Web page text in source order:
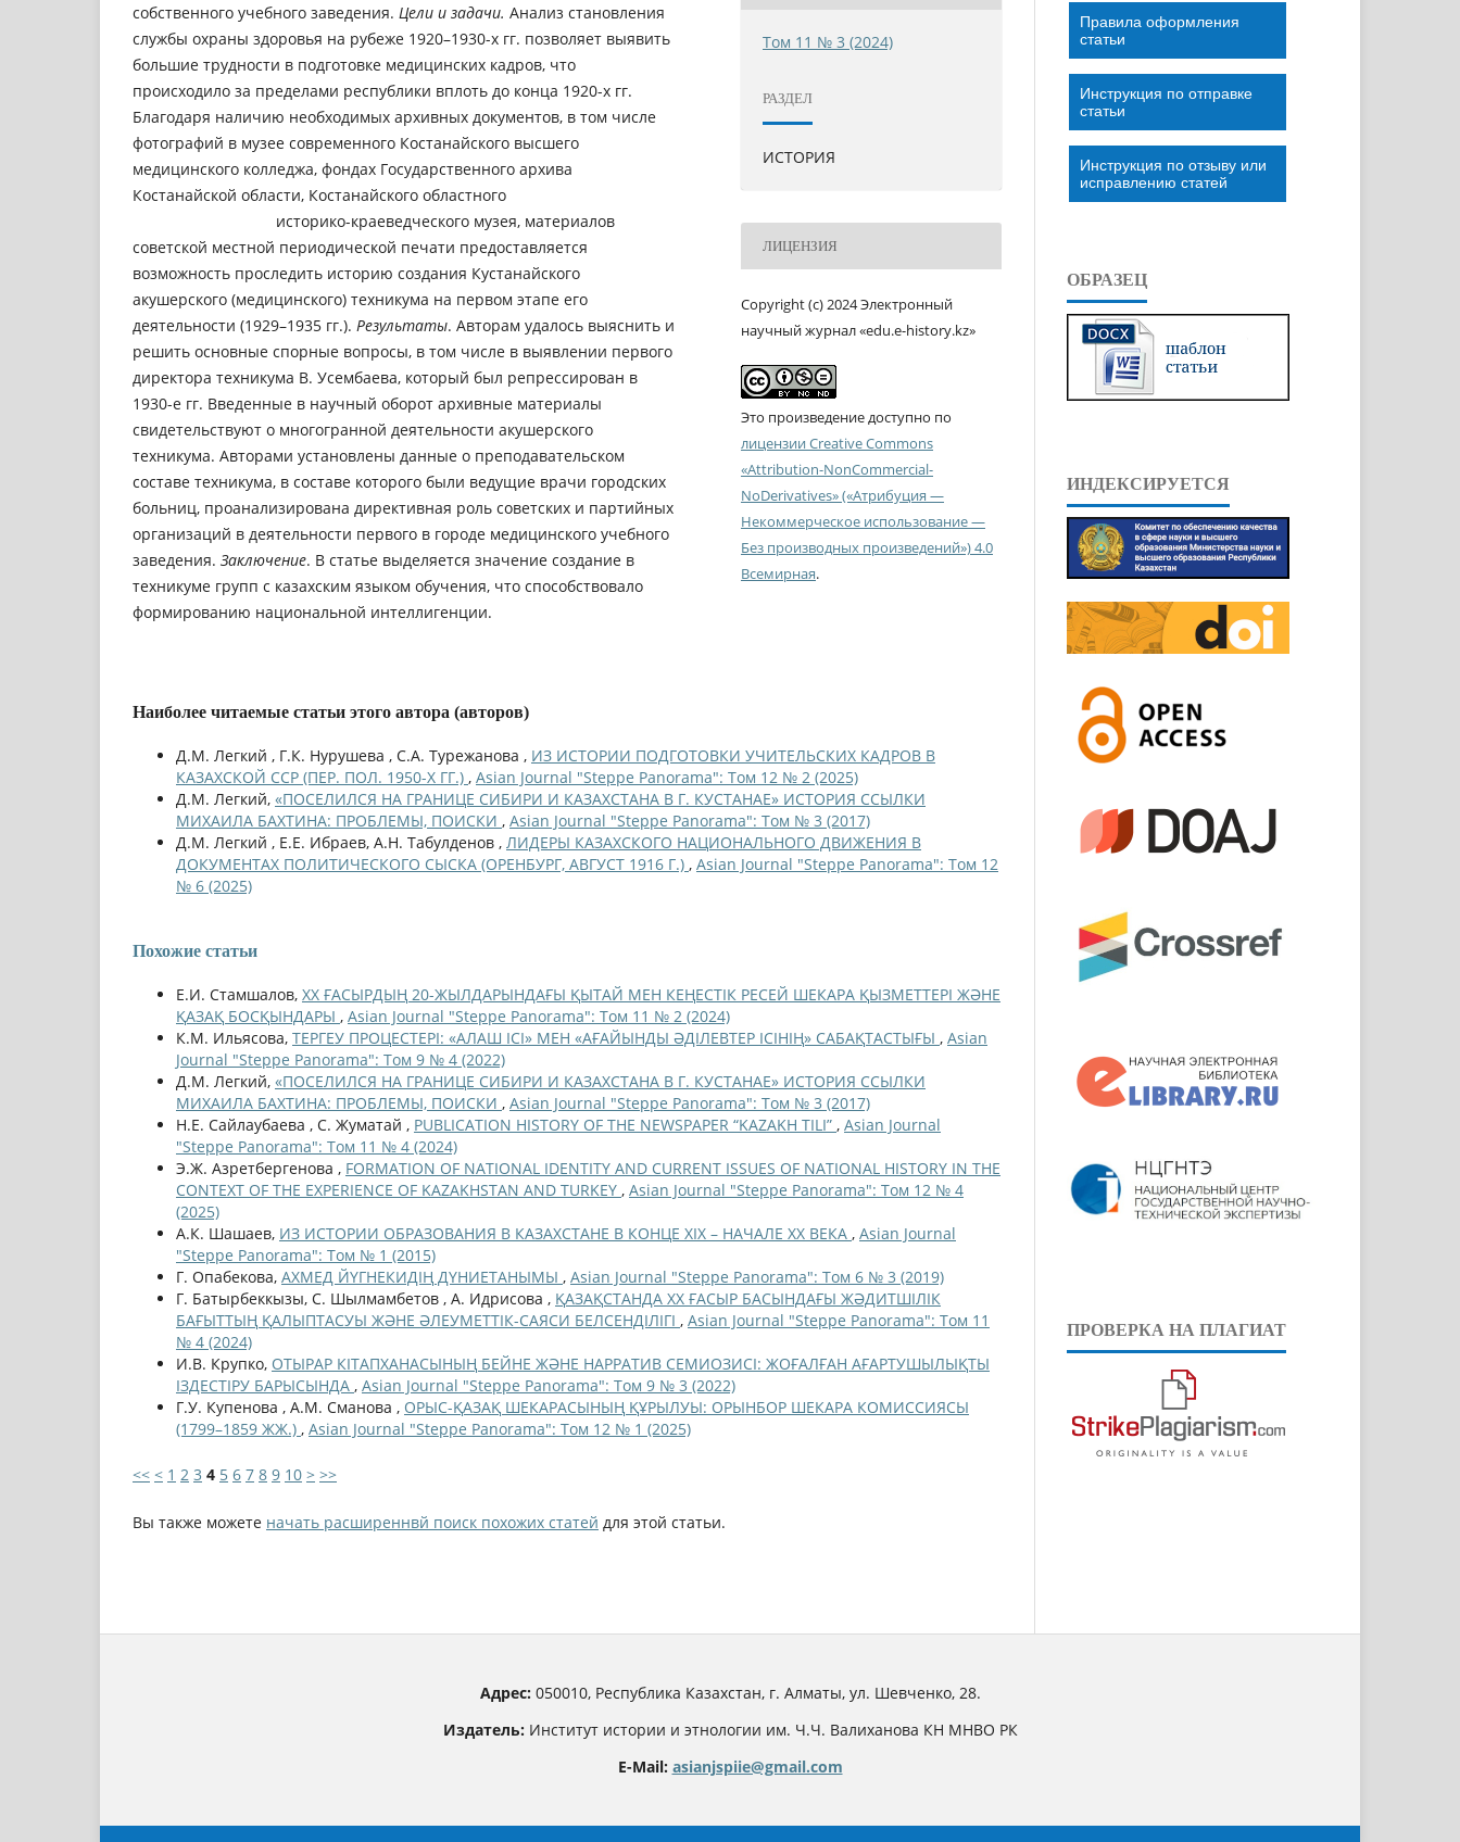
собственного учебного заведения. Цели и задачи. Анализ становления
службы охраны здоровья на рубеже 1920–1930-х гг. позволяет выявить
большие трудности в подготовке медицинских кадров, что
происходило за пределами республики вплоть до конца 1920-х гг.
Благодаря наличию необходимых архивных документов, в том числе
фотографий в музее современного Костанайского высшего
медицинского колледжа, фондах Государственного архива
Костанайской области, Костанайского областного
историко-краеведческого музея, материалов
советской местной периодической печати предоставляется
возможность проследить историю создания Кустанайского
акушерского (медицинского) техникума на первом этапе его
деятельности (1929–1935 гг.). Результаты. Авторам удалось выяснить и
решить основные спорные вопросы, в том числе в выявлении первого
директора техникума В. Усембаева, который был репрессирован в
1930-е гг. Введенные в научный оборот архивные материалы
свидетельствуют о многогранной деятельности акушерского
техникума. Авторами установлены данные о преподавательском
составе техникума, в составе которого были ведущие врачи городских
больниц, проанализирована директивная роль советских и партийных
организаций в деятельности первого в городе медицинского учебного
заведения. Заключение. В статье выделяется значение создание в
техникуме групп с казахским языком обучения, что способствовало
формированию национальной интеллигенции.
Том 11 № 3 (2024)
РАЗДЕЛ
ИСТОРИЯ
ЛИЦЕНЗИЯ
Copyright (c) 2024 Электронный
научный журнал «edu.e-history.kz»
Это произведение доступно по
лицензии Creative Commons
«Attribution-NonCommercial-
NoDerivatives» («Атрибуция —
Некоммерческое использование —
Без производных произведений») 4.0
Всемирная.
Наиболее читаемые статьи этого автора (авторов)
Д.М. Легкий , Г.К. Нурушева , С.А. Турежанова , ИЗ ИСТОРИИ ПОДГОТОВКИ УЧИТЕЛЬСКИХ КАДРОВ В
КАЗАХСКОЙ ССР (ПЕР. ПОЛ. 1950-Х ГГ.) , Asian Journal "Steppe Panorama": Том 12 № 2 (2025)
Д.М. Легкий, «ПОСЕЛИЛСЯ НА ГРАНИЦЕ СИБИРИ И КАЗАХСТАНА В Г. КУСТАНАЕ» ИСТОРИЯ ССЫЛКИ
МИХАИЛА БАХТИНА: ПРОБЛЕМЫ, ПОИСКИ , Asian Journal "Steppe Panorama": Том № 3 (2017)
Д.М. Легкий , Е.Е. Ибраев, А.Н. Табулденов , ЛИДЕРЫ КАЗАХСКОГО НАЦИОНАЛЬНОГО ДВИЖЕНИЯ В
ДОКУМЕНТАХ ПОЛИТИЧЕСКОГО СЫСКА (ОРЕНБУРГ, АВГУСТ 1916 Г.) , Asian Journal "Steppe Panorama": Том 12
№ 6 (2025)
Похожие статьи
Е.И. Стамшалов, XX ҒАСЫРДЫҢ 20-ЖЫЛДАРЫНДАҒЫ ҚЫТАЙ МЕН КЕҢЕСТІК РЕСЕЙ ШЕКАРА ҚЫЗМЕТТЕРІ ЖӘНЕ
ҚАЗАҚ БОСҚЫНДАРЫ , Asian Journal "Steppe Panorama": Том 11 № 2 (2024)
К.М. Ильясова, ТЕРГЕУ ПРОЦЕСТЕРІ: «АЛАШ ІСІ» МЕН «АҒАЙЫНДЫ ӘДІЛЕВТЕР ІСІНІҢ» САБАҚТАСТЫҒЫ , Asian
Journal "Steppe Panorama": Том 9 № 4 (2022)
Д.М. Легкий, «ПОСЕЛИЛСЯ НА ГРАНИЦЕ СИБИРИ И КАЗАХСТАНА В Г. КУСТАНАЕ» ИСТОРИЯ ССЫЛКИ
МИХАИЛА БАХТИНА: ПРОБЛЕМЫ, ПОИСКИ , Asian Journal "Steppe Panorama": Том № 3 (2017)
Н.Е. Cайлаубаева , С. Жуматай , PUBLICATION HISTORY OF THE NEWSPAPER “KAZAKH TILI” , Asian Journal
"Steppe Panorama": Том 11 № 4 (2024)
Э.Ж. Азретбергенова , FORMATION OF NATIONAL IDENTITY AND CURRENT ISSUES OF NATIONAL HISTORY IN THE
CONTEXT OF THE EXPERIENCE OF KAZAKHSTAN AND TURKEY , Asian Journal "Steppe Panorama": Том 12 № 4
(2025)
А.К. Шашаев, ИЗ ИСТОРИИ ОБРАЗОВАНИЯ В КАЗАХСТАНЕ В КОНЦЕ ХIХ – НАЧАЛЕ ХХ ВЕКА , Asian Journal
"Steppe Panorama": Том № 1 (2015)
Г. Опабекова, АХМЕД ЙҮГНЕКИДІҢ ДҮНИЕТАНЫМЫ , Asian Journal "Steppe Panorama": Том 6 № 3 (2019)
Г. Батырбеккызы, С. Шылмамбетов , А. Идрисова , ҚАЗАҚСТАНДА ХХ ҒАСЫР БАСЫНДАҒЫ ЖӘДИТШІЛІК
БАҒЫТТЫҢ ҚАЛЫПТАСУЫ ЖӘНЕ ӘЛЕУМЕТТІК-CАЯСИ БЕЛСЕНДІЛІГІ , Asian Journal "Steppe Panorama": Том 11
№ 4 (2024)
И.В. Крупко, ОТЫРАР КІТАПХАНАСЫНЫҢ БЕЙНЕ ЖӘНЕ НАРРАТИВ СЕМИОЗИСІ: ЖОҒАЛҒАН АҒАРТУШЫЛЫҚТЫ
ІЗДЕСТІРУ БАРЫСЫНДА , Asian Journal "Steppe Panorama": Том 9 № 3 (2022)
Г.У. Купенова , А.М. Сманова , ОРЫС-ҚАЗАҚ ШЕКАРАСЫНЫҢ ҚҰРЫЛУЫ: ОРЫНБОР ШЕКАРА КОМИССИЯСЫ
(1799–1859 ЖЖ.) , Asian Journal "Steppe Panorama": Том 12 № 1 (2025)
<< < 1 2 3 4 5 6 7 8 9 10 > >>
Вы также можете начать расширеннвй поиск похожих статей для этой статьи.
Правила оформления
статьи
Инструкция по отправке
статьи
Инструкция по отзыву или
исправлению статей
ОБРАЗЕЦ
ИНДЕКСИРУЕТСЯ
ПРОВЕРКА НА ПЛАГИАТ
Адрес:050010, Республика Казахстан, г. Алматы, ул. Шевченко, 28.
Издатель: Институт истории и этнологии им. Ч.Ч. Валиханова КН МНВО РК
E-Mail: asianjspiie@gmail.com